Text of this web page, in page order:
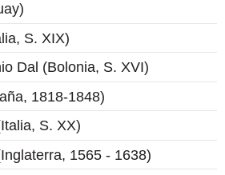
S. XIX)
Dal (Bolonia, S. XVI)
1818-1848)
S. XX)
1565 - 1638)